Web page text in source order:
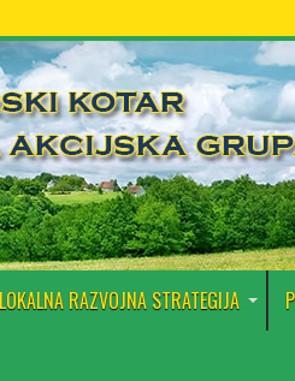
LOKALNA RAZVOJNA STRATEGIJA